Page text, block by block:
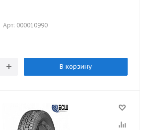
Арт: 000010990
В корзину